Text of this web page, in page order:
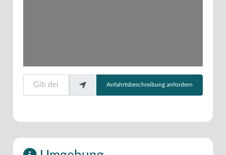
Gib deinen Standort ein.
Anfahrtsbeschreibung anfordern